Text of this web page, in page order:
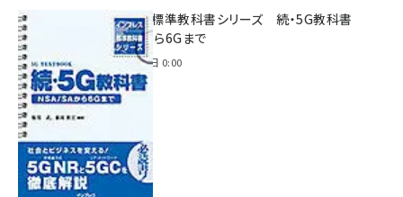
インプレス標準教科書シリーズ 続・5G教科書
NSA/SAから6Gまで
2023年4月3日 0:00